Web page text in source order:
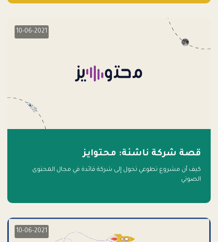
10-06-2021
قصة شركة ناشئة: محتوايز
كيف أن مشروع تطوعي تحول إلى شركة قائدة في مجال المحتوى
الصوتي
10-06-2021